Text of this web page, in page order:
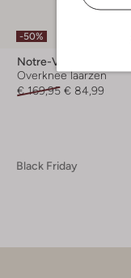
-50%
Notre-V
Overknee laarzen
€ 169,95 € 84,99
Black Friday